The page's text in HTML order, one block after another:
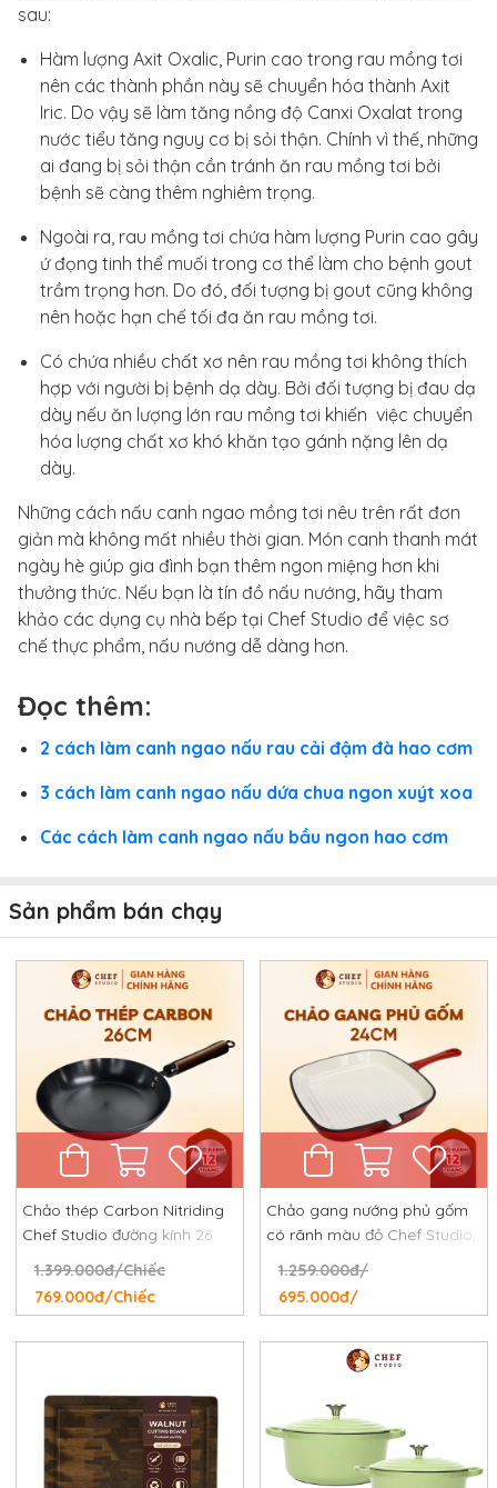
sau:
Hàm lượng Axit Oxalic, Purin cao trong rau mồng tơi
nên các thành phần này sẽ chuyển hóa thành Axit
Iric. Do vậy sẽ làm tăng nồng độ Canxi Oxalat trong
nước tiểu tăng nguy cơ bị sỏi thận. Chính vì thế, những
ai đang bị sỏi thận cần tránh ăn rau mồng tơi bởi
bệnh sẽ càng thêm nghiêm trọng.
Ngoài ra, rau mồng tơi chứa hàm lượng Purin cao gây
ứ đọng tinh thể muối trong cơ thể làm cho bệnh gout
trầm trọng hơn. Do đó, đối tượng bị gout cũng không
nên hoặc hạn chế tối đa ăn rau mồng tơi.
Có chứa nhiều chất xơ nên rau mồng tơi không thích
hợp với người bị bệnh dạ dày. Bởi đối tượng bị đau dạ
dày nếu ăn lượng lớn rau mồng tơi khiến việc chuyển
hóa lượng chất xơ khó khăn tạo gánh nặng lên dạ
dày.
Những cách nấu canh ngao mồng tơi nêu trên rất đơn
giản mà không mất nhiều thời gian. Món canh thanh mát
ngày hè giúp gia đình bạn thêm ngon miệng hơn khi
thưởng thức. Nếu bạn là tín đồ nấu nướng, hãy tham
khảo các dụng cụ nhà bếp tại Chef Studio để việc sơ
chế thực phẩm, nấu nướng dễ dàng hơn.
Đọc thêm:
2 cách làm canh ngao nấu rau cải đậm đà hao cơm
3 cách làm canh ngao nấu dứa chua ngon xuýt xoa
Các cách làm canh ngao nấu bầu ngon hao cơm
Sản phẩm bán chạy
Chảo thép Carbon Nitriding
Chef Studio đường kính 26
cm, chống dính tự nhiên,
chống rỉ, chống xước
1.399.000đ/Chiếc
769.000đ/Chiếc
Chảo gang nướng phủ gốm
có rãnh màu đỏ Chef Studio,
đường kính 24 cm
1.259.000đ/
695.000đ/